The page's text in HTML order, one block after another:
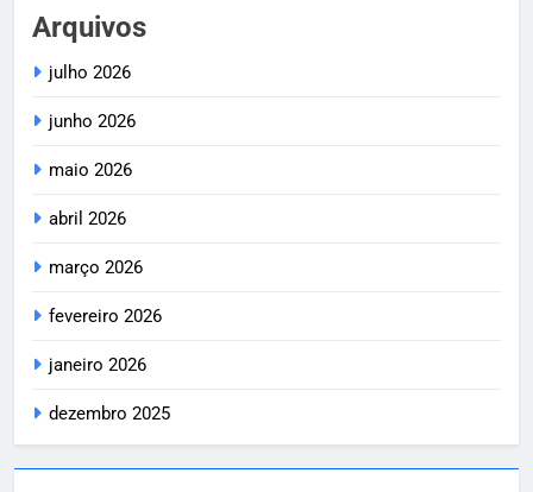
Arquivos
julho 2026
junho 2026
maio 2026
abril 2026
março 2026
fevereiro 2026
janeiro 2026
dezembro 2025